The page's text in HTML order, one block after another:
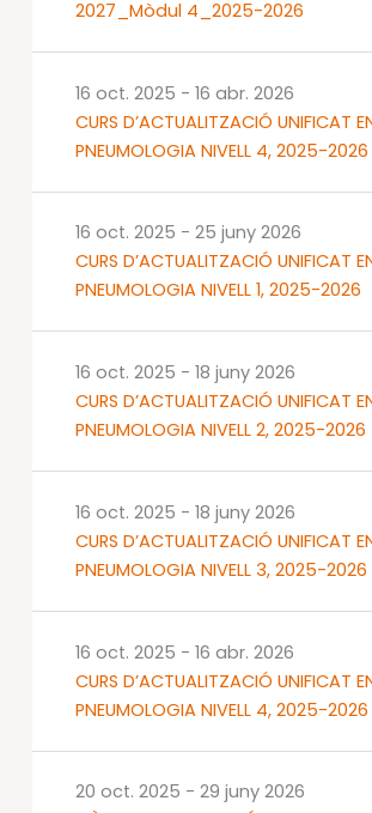
2027_Mòdul 4_2025-2026
CURS D’ACTUALITZACIÓ UNIFICAT
PNEUMOLOGIA NIVELL 4, 2025-2026
16 oct. 2025 - 16 abr. 2026
CURS D’ACTUALITZACIÓ UNIFICAT
PNEUMOLOGIA NIVELL 1, 2025-2026
16 oct. 2025 - 25 juny 2026
CURS D’ACTUALITZACIÓ UNIFICAT
PNEUMOLOGIA NIVELL 2, 2025-2026
16 oct. 2025 - 18 juny 2026
CURS D’ACTUALITZACIÓ UNIFICAT
PNEUMOLOGIA NIVELL 3, 2025-2026
16 oct. 2025 - 18 juny 2026
CURS D’ACTUALITZACIÓ UNIFICAT
PNEUMOLOGIA NIVELL 4, 2025-2026
16 oct. 2025 - 16 abr. 2026
20 oct. 2025 - 29 juny 2026